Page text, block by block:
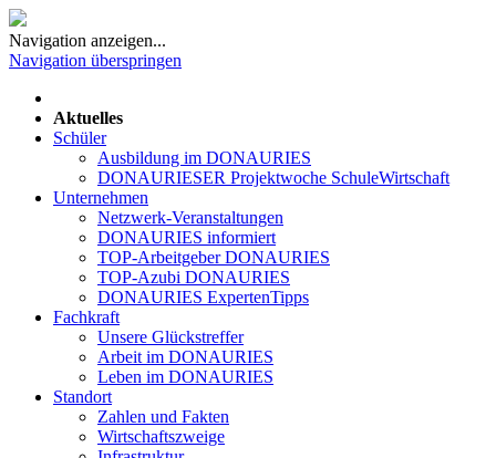
Navigation anzeigen...
Navigation überspringen
Aktuelles
Schüler
Ausbildung im DONAURIES
DONAURIESER Projektwoche SchuleWirtschaft
Unternehmen
Netzwerk-Veranstaltungen
DONAURIES informiert
TOP-Arbeitgeber DONAURIES
TOP-Azubi DONAURIES
DONAURIES ExpertenTipps
Fachkraft
Unsere Glückstreffer
Arbeit im DONAURIES
Leben im DONAURIES
Standort
Zahlen und Fakten
Wirtschaftszweige